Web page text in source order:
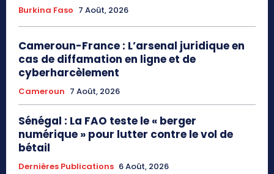
Burkina Faso 7 Août, 2026
Cameroun-France : L’arsenal juridique en
cas de diffamation en ligne et de
cyberharcèlement
Cameroun 7 Août, 2026
Sénégal : La FAO teste le « berger
numérique » pour lutter contre le vol de
bétail
Dernières Publications 6 Août, 2026